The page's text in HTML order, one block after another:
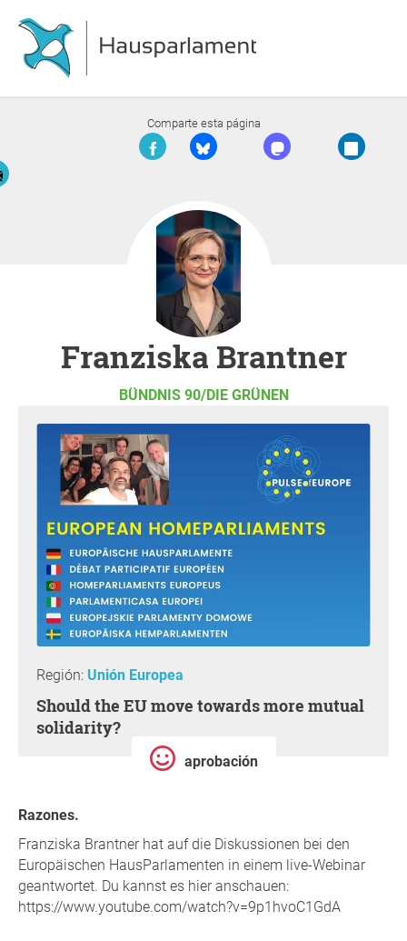
Comparte esta página
Franziska Brantner
BÜNDNIS 90/DIE GRÜNEN
Región: Unión Europea
Should the EU move towards more mutual
solidarity?
aprobación
Razones.
Franziska Brantner hat auf die Diskussionen bei den
Europäischen HausParlamenten in einem live-Webinar
geantwortet. Du kannst es hier anschauen:
https://www.youtube.com/watch?v=9p1hvoC1GdA